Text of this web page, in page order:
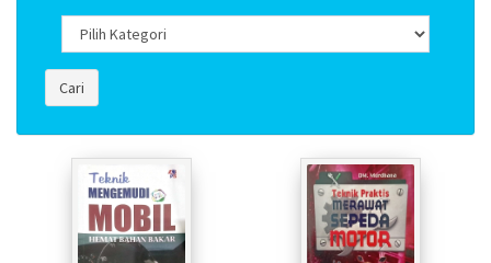
Cari